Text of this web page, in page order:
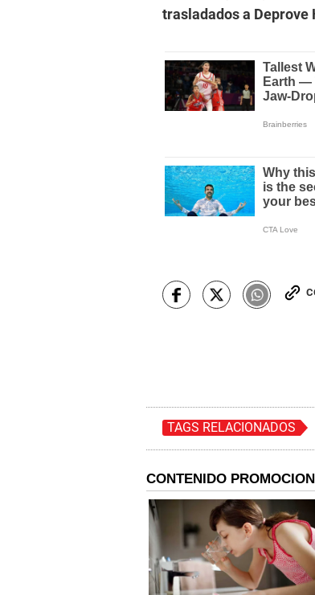
trasladados a Deprove
TAGS RELACIONADOS